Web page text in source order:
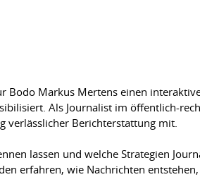
Bodo Markus Mertens einen
Als Journalist im öffentlich-
verlässlicher Berichterstattung mit.
lassen und welche Strategien
erfahren, wie Nachrichten